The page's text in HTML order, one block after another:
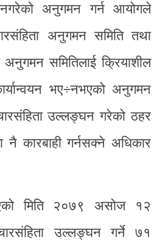
नगरेको अनुगमन गर्न आयोगले
अनुगमन समिति तथा
अनुगमन समितिलाई क्रियाशील
भए÷नभएको अनुगमन
उल्लङ्घन गरेको ठहर
नै कारबाही गर्नसक्ने अधिकार
मिति २०७९ असोज १२
उल्लङ्घन गर्ने ७१